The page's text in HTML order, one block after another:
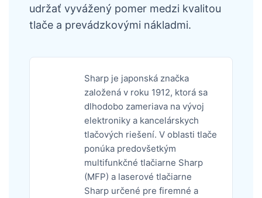
udržať vyvážený pomer medzi kvalitou
tlače a prevádzkovými nákladmi.
Sharp je japonská značka
založená v roku 1912, ktorá sa
dlhodobo zameriava na vývoj
elektroniky a kancelárskych
tlačových riešení. V oblasti tlače
ponúka predovšetkým
multifunkčné tlačiarne Sharp
(MFP) a laserové tlačiarne
Sharp určené pre firemné a